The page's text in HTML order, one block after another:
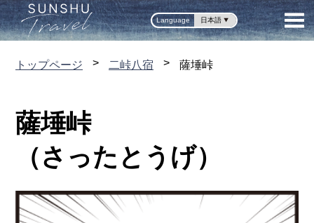
Language
トップページ 二峠八宿 薩埵峠
薩埵峠
（さったとうげ）